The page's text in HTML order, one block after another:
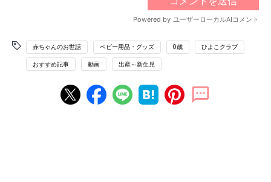
赤ちゃんのお世話 ベビー用品・グッズ 0歳 ひよこクラブ
おすすめ記事 動画 出産～新生児